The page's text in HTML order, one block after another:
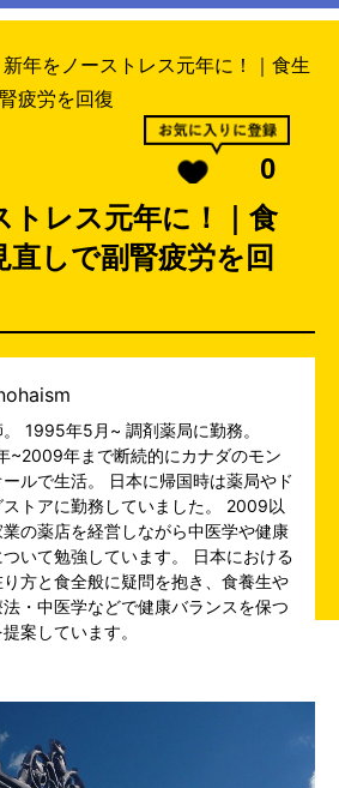
新年をノーストレス元年に！｜食生
疲労を回復
0
トレス元年に！｜食
直しで副腎疲労を回
1995年5月~ 調剤薬局に勤務。
~2009年まで断続的にカナダのモン
ールで生活。 日本に帰国時は薬局やド
ストアに勤務していました。 2009以
の薬店を経営しながら中医学や健康
いて勉強しています。 日本における
方と食全般に疑問を抱き、食養生や
法・中医学などで健康バランスを保つ
案しています。